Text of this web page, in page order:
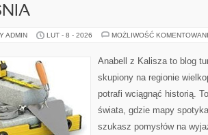
ADMIN LUT - 8 - 2026 MOŻLIWOŚĆ
Anabell z Kalisza to blog
skupiony na regionie
potrafi wciągnąć historią.
świata, gdzie mapy
szukasz pomysłów na